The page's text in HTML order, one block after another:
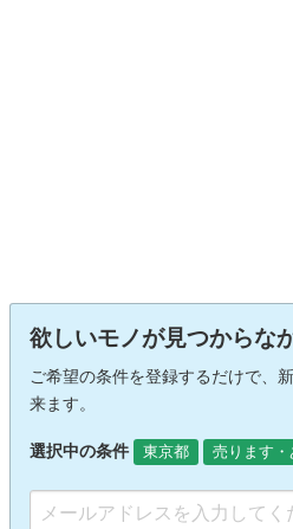
欲しいモノが見つからな
ご希望の条件を登録するだけで、
来ます。
選択中の条件 東京都 売ります・